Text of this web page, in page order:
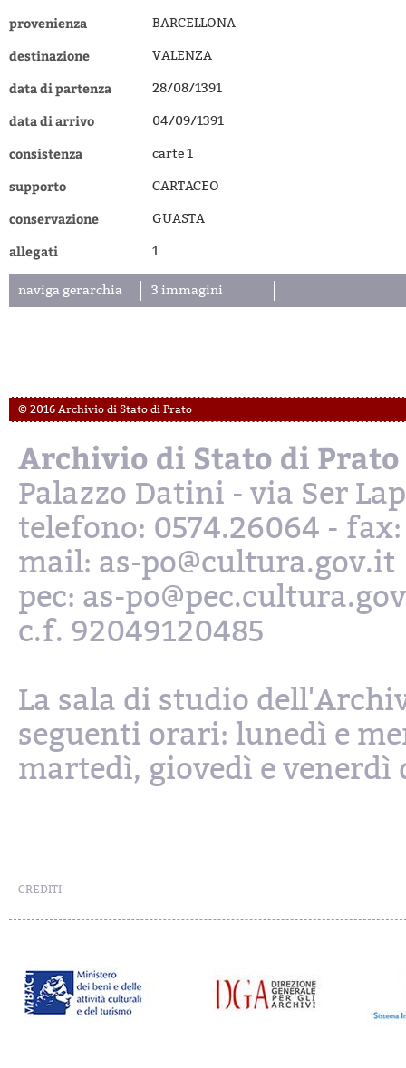
provenienza BARCELLONA
destinazione VALENZA
data di partenza 28/08/1391
data di arrivo 04/09/1391
consistenza carte 1
supporto CARTACEO
conservazione GUASTA
allegati 1
naviga gerarchia 3 immagini
© 2016 Archivio di Stato di Prato
Archivio di Stato di Prato
Palazzo Datini - via Ser
telefono: 0574.26064 - fax:
mail: as-po@cultura.gov.it
pec: as-
c.f. 92049120485
La sala di studio
seguenti orari: lunedì e
martedì, giovedì e venerdì
CREDITI